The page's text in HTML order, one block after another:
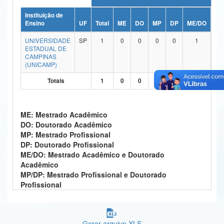
Ministério da Ciência, Tecnologia, Inovações e Comunicações
Ministério do Meio Ambiente
Ministério do Turismo
Ministério do Desenvolvimento Regional
Ministério da Mulher, da Família e dos Direitos Humanos
Secretaria-Geral
Secretaria de Governo
Gabinete de Segurança Institucional
Advocacia-Geral da União
Instituição de
Ensino
UF Total ME DO MP DP ME/DO
UNIVERSIDADE
ESTADUAL DE
CAMPINAS
(UNICAMP)
SP 1 0 0 0 0 1
Totais 1 0 0 0 1
ME: Mestrado Acadêmico
DO: Doutorado Acadêmico
MP: Mestrado Profissional
DP: Doutorado Profissional
ME/DO: Mestrado Acadêmico e Doutorado
Acadêmico
MP/DP: Mestrado Profissional e Doutorado
Profissional